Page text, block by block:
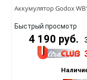
Аккумулятор Godox
Быстрый просмотр
4 190 руб.